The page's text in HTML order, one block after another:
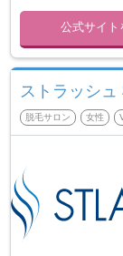
公式サイト
ストラッシュ
脱毛サロン 女性